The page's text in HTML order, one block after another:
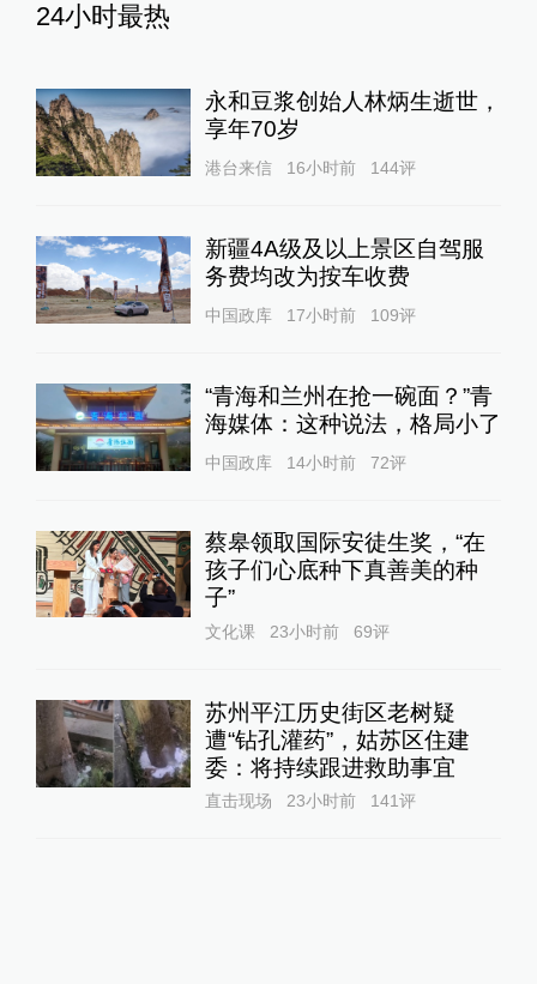
24小时最热
永和豆浆创始人林炳生逝世，
享年70岁
港台来信 16小时前 144评
新疆4A级及以上景区自驾服
务费均改为按车收费
中国政库 17小时前 109评
“青海和兰州在抢一碗面？”青
海媒体：这种说法，格局小了
中国政库 14小时前 72评
蔡皋领取国际安徒生奖，“在
孩子们心底种下真善美的种
子”
文化课 23小时前 69评
苏州平江历史街区老树疑
遭“钻孔灌药”，姑苏区住建
委：将持续跟进救助事宜
直击现场 23小时前 141评